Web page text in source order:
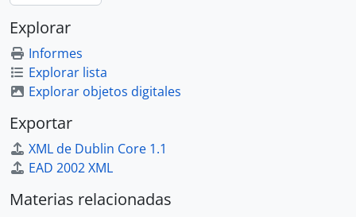
Explorar
Informes
Explorar lista
Explorar objetos digitales
Exportar
XML de Dublin Core 1.1
EAD 2002 XML
Materias relacionadas